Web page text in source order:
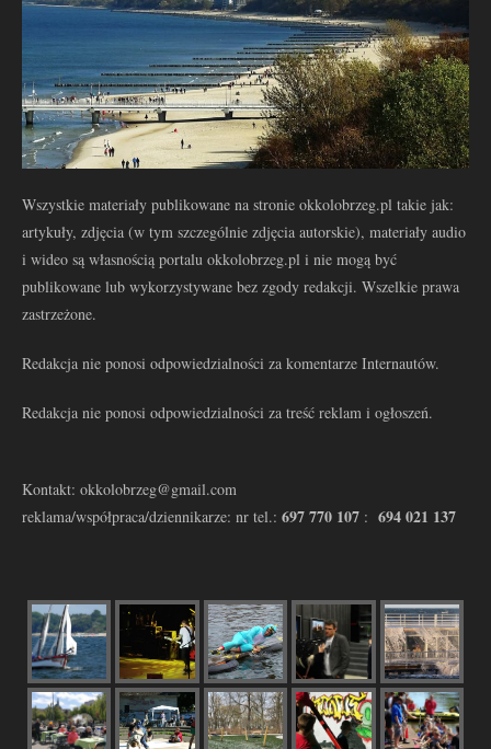
Wszystkie materiały publikowane na stronie okkolobrzeg.pl takie jak:
artykuły, zdjęcia (w tym szczególnie zdjęcia autorskie), materiały audio
i wideo są własnością portalu okkolobrzeg.pl i nie mogą być
publikowane lub wykorzystywane bez zgody redakcji. Wszelkie prawa
zastrzeżone.
Redakcja nie ponosi odpowiedzialności za komentarze Internautów.
Redakcja nie ponosi odpowiedzialności za treść reklam i ogłoszeń.
Kontakt: okkolobrzeg@gmail.com
reklama/współpraca/dziennikarze: nr tel.: 697 770 107 : 694 021 137